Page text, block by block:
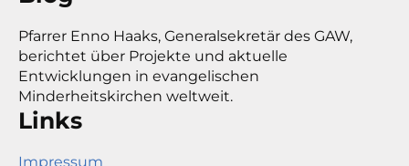
Pfarrer Enno Haaks, Generalsekretär des GAW,
berichtet über Projekte und aktuelle
Entwicklungen in evangelischen
Minderheitskirchen weltweit.
Links
Impressum